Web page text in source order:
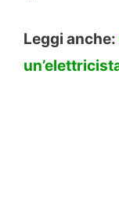
Leggi anche: